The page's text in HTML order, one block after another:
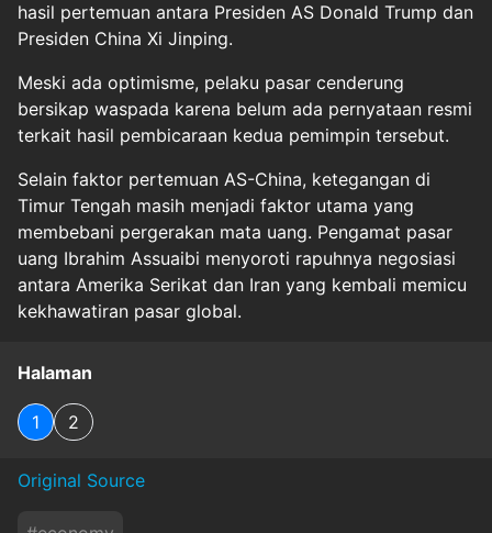
hasil pertemuan antara Presiden AS Donald Trump dan
Presiden China Xi Jinping.
Meski ada optimisme, pelaku pasar cenderung
bersikap waspada karena belum ada pernyataan resmi
terkait hasil pembicaraan kedua pemimpin tersebut.
Selain faktor pertemuan AS-China, ketegangan di
Timur Tengah masih menjadi faktor utama yang
membebani pergerakan mata uang. Pengamat pasar
uang Ibrahim Assuaibi menyoroti rapuhnya negosiasi
antara Amerika Serikat dan Iran yang kembali memicu
kekhawatiran pasar global.
Halaman
1 2
Original Source